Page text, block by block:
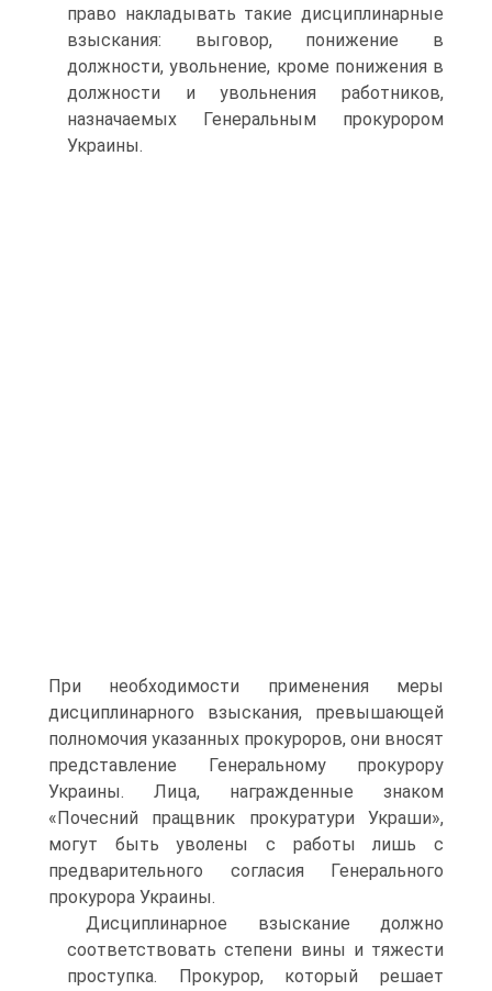
право накладывать такие дисциплинарные
взыскания: выговор, понижение в
должности, увольнение, кроме понижения в
должности и увольнения работников,
назначаемых Генеральным прокурором
Украины.
При необходимости применения меры
дисциплинарного взыскания, превышающей
полномочия указанных прокуроров, они вносят
представление Генеральному прокурору
Украины. Лица, награжденные знаком
«Почесний пращвник прокуратури Украши»,
могут быть уволены с работы лишь с
предварительного согласия Генерального
прокурора Украины.
Дисциплинарное взыскание должно
соответствовать степени вины и тяжести
проступка. Прокурор, который решает